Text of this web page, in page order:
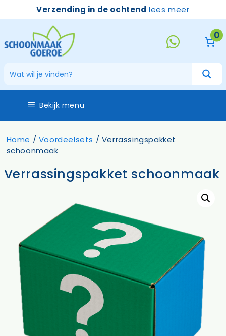
Verzending in de ochtend lees meer
0
Bekijk menu
Home / Voordeelsets / Verrassingspakket
schoonmaak
Verrassingspakket schoonmaak